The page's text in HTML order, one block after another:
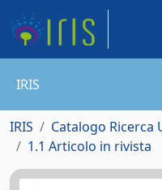
IRIS
IRIS Catalogo Ricerca
1.1 Articolo in rivista